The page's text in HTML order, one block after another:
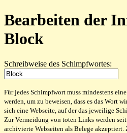
Bearbeiten der
Block
Schreibweise des Schimpfwortes:
Für jedes Schimpfwort muss mindestens
werden, um zu beweisen, dass es das Wort
sich eine Webseite, auf der das jeweilige
Zur Vermeidung von toten Links werden
archivierte Webseiten als Belege